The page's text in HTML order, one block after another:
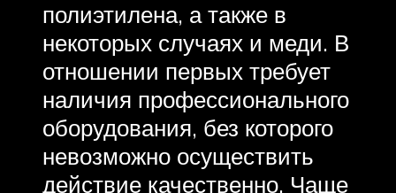
полиэтилена, а также в
некоторых случаях и меди. В
отношении первых требует
наличия профессионального
оборудования, без которого
невозможно осуществить
действие качественно. Чаще